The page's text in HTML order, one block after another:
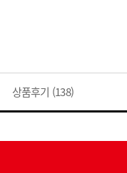
상품후기 (138)